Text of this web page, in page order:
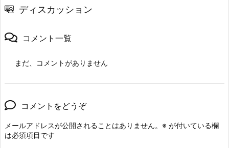
ディスカッション
コメント一覧
まだ、コメントがありません
コメントをどうぞ
メールアドレスが公開されることはありません。 ※ が付いている欄
は必須項目です